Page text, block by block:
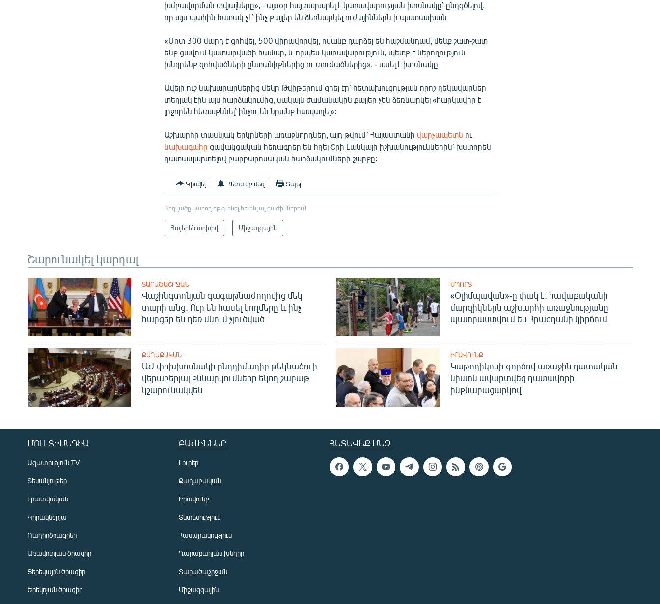
խմբավորման տվյալները», - այսօր հայտարարել է կառավարության խոսնակը՝ ընդգծելով,
որ այս պահին հստակ չէ՝ ինչ քայլեր են ձեռնարկել ուժայիններն ի պատասխան։
«Մոտ 300 մարդ է զոհվել, 500 վիրավորվել, ոմանք դարձել են հաշմանդամ, մենք շատ-շատ
ենք ցավում կատարվածի համար, և որպես կառավարություն, պետք է ներողություն
խնդրենք զոհվածների ընտանիքներից ու տուժածներից», - ասել է խոսնակը։
Ավելի ուշ նախարարներից մեկը Թվիթերում գրել էր՝ հետախուզության որոշ ղեկավարներ
տեղյակ էին այս հարձակումից, սակայն ժամանակին քայլեր չեն ձեռնարկել «հարկավոր է
լրջորեն հետաքննել՝ ինչու են նրանք հապաղել»:
Աշխարհի տասնյակ երկրների առաջնորդներ, այդ թվում՝ Հայաստանի վարչապետն ու
նախագահը ցավակցական հեռագրեր են հղել Շրի Լանկայի իշխանություններին՝ խստորեն
դատապարտելով բարբարոսական հարձակումների շարքը:
Կիսվել Հետևեք մեզ Տպել
Հոդվածը կարող եք գտնել հետևյալ բաժիններում
Հայերեն արխիվ Միջազգային
Շարունակել կարդալ
ՏԱՐԱԾԱՇՐՋԱՆ
Վաշինգտոնյան գագաթնաժողովից մեկ
տարի անց. Ուր են հասել կողմերը և ինչ
հարցեր են դեռ մնում չլուծված
ՍՊՈՐՏ
«Օլիմպավան»-ը փակ է. հավաքականի
մարզիկներն աշխարհի առաջնությանը
պատրաստվում են Հրազդանի կիրճում
ՔԱՂԱՔԱԿԱՆ
ԱԺ փոխխոսնակի ընդդիմադիր թեկնածուի
վերաբերյալ քննարկումները եկող շաբաթ
կշարունակվեն
ԻՐԱՎՈՒՆՔ
Կաթողիկոսի գործով առաջին դատական
նիստն ավարտվեց դատավորի
ինքնաբացարկով
ՀԵՏԵՎԵՔ ՄԵԶ
ՄՈՒԼՏԻՄԵԴԻԱ
Ազատություն TV
Տեսանյութեր
Լրատվական
Կիրակնօրյա
Ռադիոծրագրեր
Առավոտյան ծրագիր
Ցերեկային ծրագիր
Երեկոյան ծրագիր
ԲԱԺԻՆՆԵՐ
Լուրեր
Քաղաքական
Իրավունք
Տնտեսություն
Հասարակություն
Ղարաբաղյան խնդիր
Տարածաշրջան
Միջազգային